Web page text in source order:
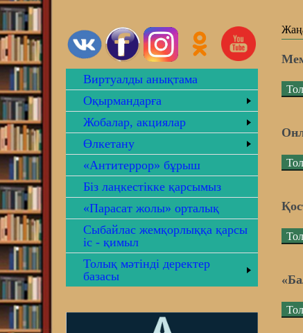
Виртуалды анықтама
Оқырмандарға
Жобалар, акциялар
Өлкетану
«Антитеррор» бұрыш
Біз лаңкестікке қарсымыз
«Парасат жолы» орталық
Сыбайлас жемқорлыққа қарсы
іс - қимыл
Толық мәтінді деректер
базасы